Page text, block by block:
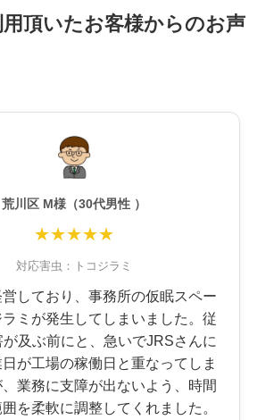
頂いたお客様からのお声
荒川区 M様（30代男性 ）
★★★★★
対応害虫：トコジラミ
しており、事務所の仮眠スペー
ミが発生してしまいました。従
及ぶ前にと、急いでJRSさんに
が工場の稼働日と重なってしま
業務に支障が出ないよう、時間
を柔軟に調整してくれました。